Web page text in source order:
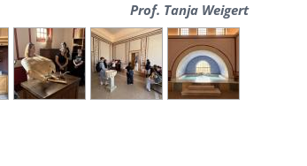
Prof. Tanja Weigert